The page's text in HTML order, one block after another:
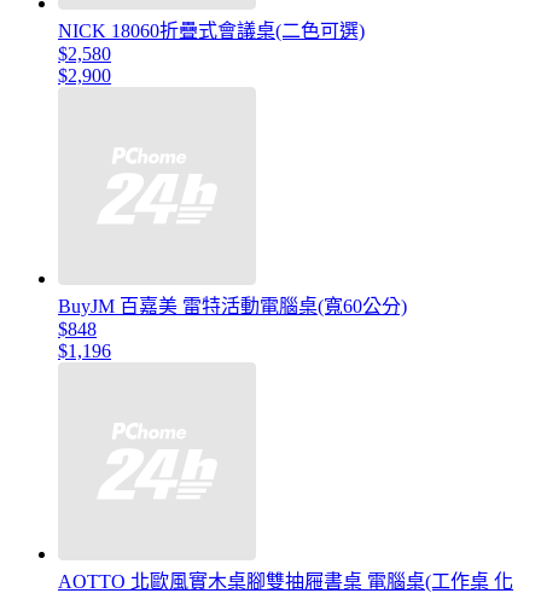
NICK 18060折疊式會議桌(二色可選)
$2,580
$2,900
BuyJM 百嘉美 雷特活動電腦桌(寬60公分)
$848
$1,196
AOTTO 北歐風實木桌腳雙抽屜書桌 電腦桌(工作桌 化